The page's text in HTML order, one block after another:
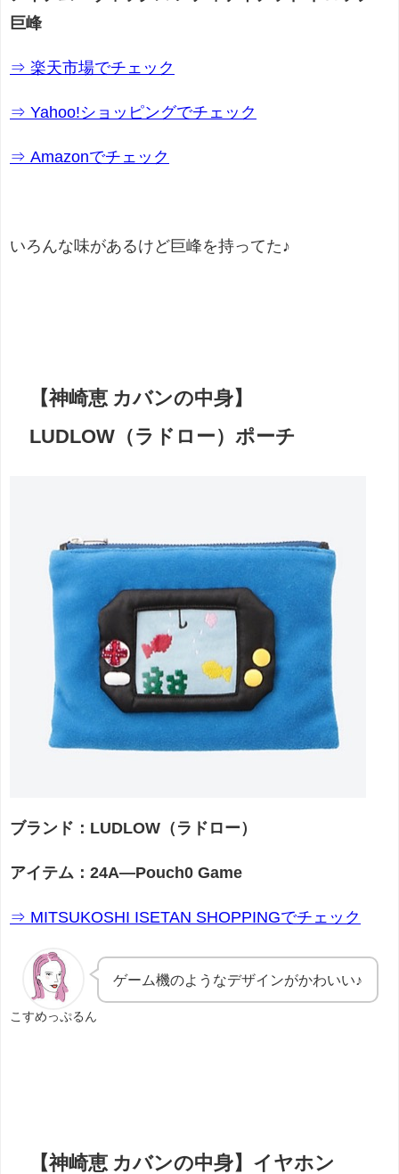
巨峰
⇒ 楽天市場でチェック
⇒ Yahoo!ショッピングでチェック
⇒ Amazonでチェック
いろんな味があるけど巨峰を持ってた♪
【神崎恵 カバンの中身】
LUDLOW（ラドロー）ポーチ
ブランド：LUDLOW（ラドロー）
アイテム：24A―Pouch0 Game
⇒ MITSUKOSHI ISETAN SHOPPINGでチェック
こすめっぷるん
ゲーム機のようなデザインがかわいい♪
【神崎恵 カバンの中身】イヤホン